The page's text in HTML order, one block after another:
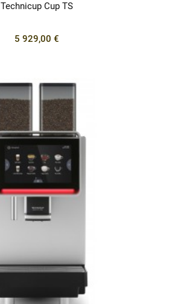
Technicup Cup TS
5 929,00 €